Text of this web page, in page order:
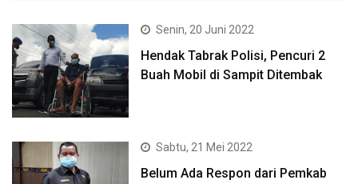
Senin, 20 Juni 2022
Hendak Tabrak Polisi, Pencuri 2
Buah Mobil di Sampit Ditembak
Sabtu, 21 Mei 2022
Belum Ada Respon dari Pemkab